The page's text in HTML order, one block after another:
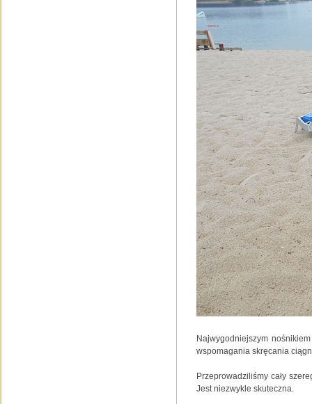
Najwygodniejszym
wspomagania skręcania
Przeprowadziliśmy cały
Jest niezwykle skuteczna.